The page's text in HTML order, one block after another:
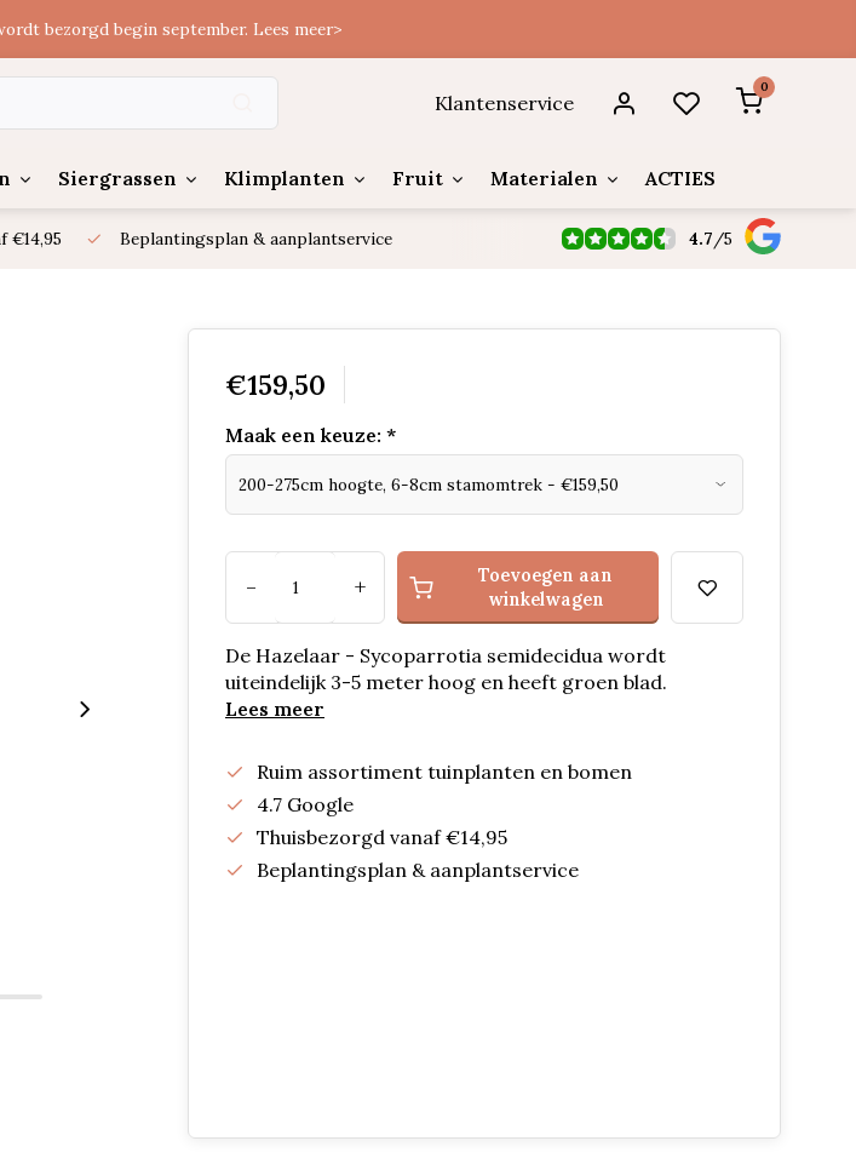
bezorgd begin september. Lees meer>
Klantenservice
0
Siergrassen Klimplanten Fruit Materialen ACTIES
€14,95 Beplantingsplan & aanplantservice 4.7 /5
€159,50
Maak een keuze: *
- +
Toevoegen aan
winkelwagen
De Hazelaar - Sycoparrotia semidecidua wordt
uiteindelijk 3-5 meter hoog en heeft groen blad.
Lees meer
Ruim assortiment tuinplanten en bomen
4.7 Google
Thuisbezorgd vanaf €14,95
Beplantingsplan & aanplantservice